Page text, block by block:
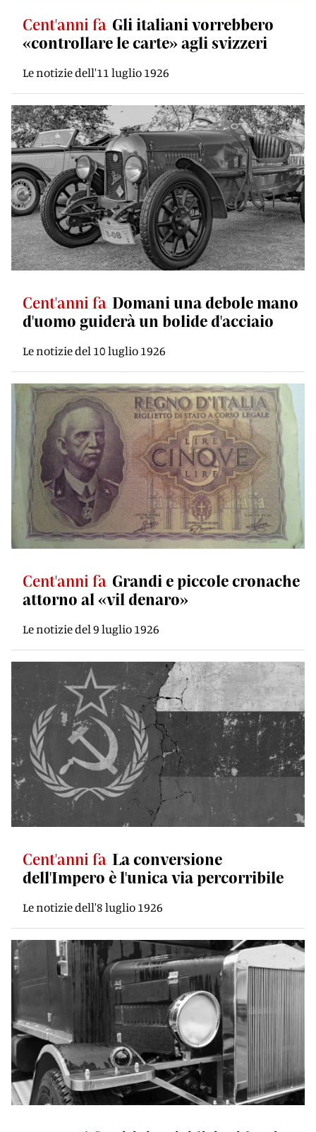
Cent'anni fa Gli italiani vorrebbero
«controllare le carte» agli svizzeri
Le notizie dell'11 luglio 1926
Cent'anni fa Domani una debole mano
d'uomo guiderà un bolide d'acciaio
Le notizie del 10 luglio 1926
Cent'anni fa Grandi e piccole cronache
attorno al «vil denaro»
Le notizie del 9 luglio 1926
Cent'anni fa La conversione
dell'Impero è l'unica via percorribile
Le notizie dell'8 luglio 1926